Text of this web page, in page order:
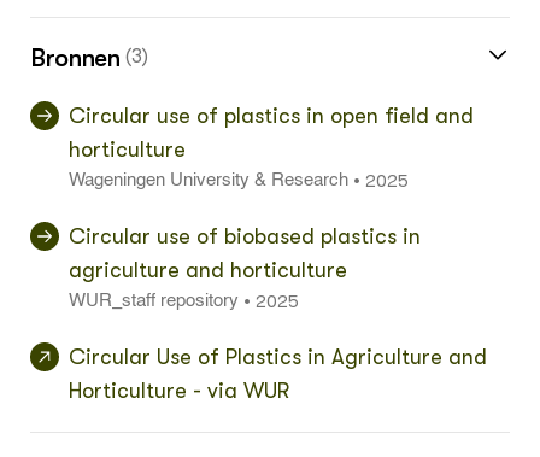
Bronnen (3)
Circular use of plastics in open field and
horticulture
Wageningen University & Research• 2025
Circular use of biobased plastics in
agriculture and horticulture
WUR_staff repository • 2025
Circular Use of Plastics in Agriculture and
Horticulture - via WUR